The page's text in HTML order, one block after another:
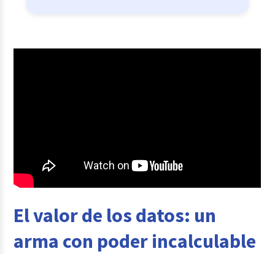
El valor de los datos: un
arma con poder incalculable